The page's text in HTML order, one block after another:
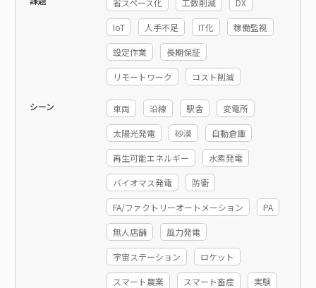
省スペース化 工数削減 DX
IoT 人手不足 IT化 稼働監視
設定作業 長期保証
リモートワーク コスト削減
シーン 車両 沿線 駅舎 変電所
太陽光発電 砂漠 自動倉庫
再生可能エネルギー 水素発電
バイオマス発電 防衛
FA/ファクトリーオートメーション PA
無人店舗 風力発電
宇宙ステーション ロケット
スマート農業 スマート畜産 実験